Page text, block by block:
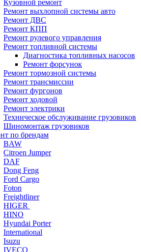
Кузовной ремонт
Ремонт выхлопной системы авто
Ремонт ДВС
Ремонт КПП
Ремонт рулевого управления
Ремонт топливной системы
Диагностика топливных насосов
Ремонт форсунок
Ремонт тормозной системы
Ремонт трансмиссии
Ремонт фургонов
Ремонт ходовой
Ремонт электрики
Техническое обслуживание грузовиков
Шиномонтаж грузовиков
по брендам
BAW
Citroen Jumper
DAF
Dong Feng
Ford Cargo
Foton
Freightliner
HIGER
HINO
Hyundai Porter
International
Isuzu
IVECO